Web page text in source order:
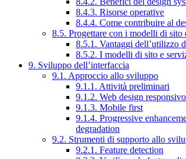
8.4.3. Risorse operative
8.4.4. Come contribuire al
8.5. Progettare con i modelli di sito
8.5.1. Vantaggi dell’utilizzo
8.5.2. I modelli di sito e
9. Sviluppo dell’interfaccia
9.1. Approccio allo sviluppo
9.1.1. Attività preliminari
9.1.2. Web design
9.1.3. Mobile first
9.1.4. Progressive
degradation
9.2. Strumenti di supporto allo
9.2.1. Feature detection